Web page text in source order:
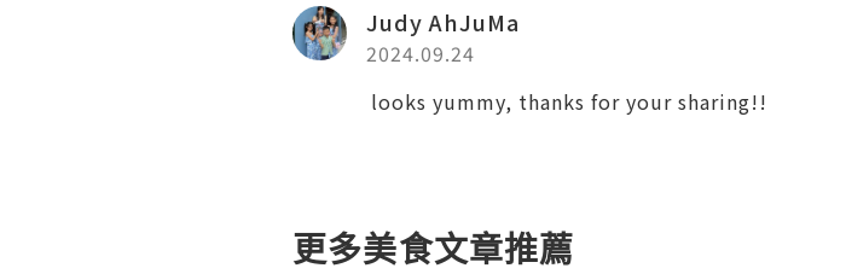
Judy AhJuMa
2024.09.24
looks yummy, thanks for your sharing!!
更多美食文章推薦